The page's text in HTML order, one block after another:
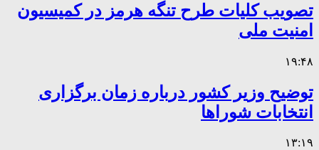
تصویب کلیات طرح تنگه هرمز در کمیسیون
امنیت ملی
۱۹:۴۸
توضیح وزیر کشور درباره زمان برگزاری
انتخابات شوراها
۱۳:۱۹